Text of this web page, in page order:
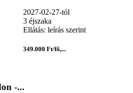
2027-02-27-tól
3 éjszaka
Ellátás: leírás szerint
349.000 Ft/fő,...
-...